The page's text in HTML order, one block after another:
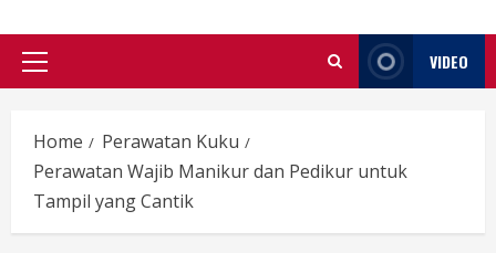
Primary
VIDEO
Home
Perawatan Kuku
Perawatan Wajib Manikur dan Pedikur untuk
Tampil yang Cantik